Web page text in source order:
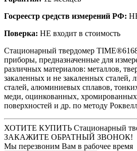
Госреестр средств измерений РФ:
Поверка: НЕ входит в стоимость
Стационарный твердомер
приборы, предназначенные для
различных материалов: металлов,
закаленных и не закаленных сталей,
сталей, алюминиевых сплавов,
меди, оцинкованных,
поверхностей и др. по методу
ХОТИТЕ КУПИТЬ Стационарный
ЗАКАЖИТЕ ОБРАТНЫЙ ЗВОНОК!
Мы перезвоним Вам в рабочее время